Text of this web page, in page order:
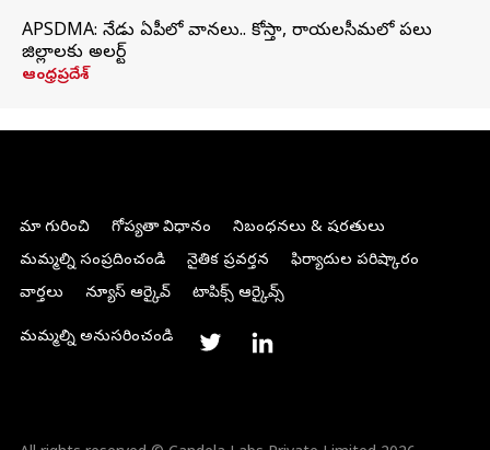
APSDMA: నేడు ఏపీలో వానలు.. కోస్తా, రాయలసీమలో పలు
జిల్లాలకు అలర్ట్
ఆంధ్రప్రదేశ్
మా గురించి గోప్యతా విధానం
నిబంధనలు & షరతులు
మమ్మల్ని సంప్రదించండి
నైతిక ప్రవర్తన
ఫిర్యాదుల పరిష్కారం
వార్తలు
న్యూస్ ఆర్కైవ్ టాపిక్స్ ఆర్కైవ్స్
మమ్మల్ని అనుసరించండి